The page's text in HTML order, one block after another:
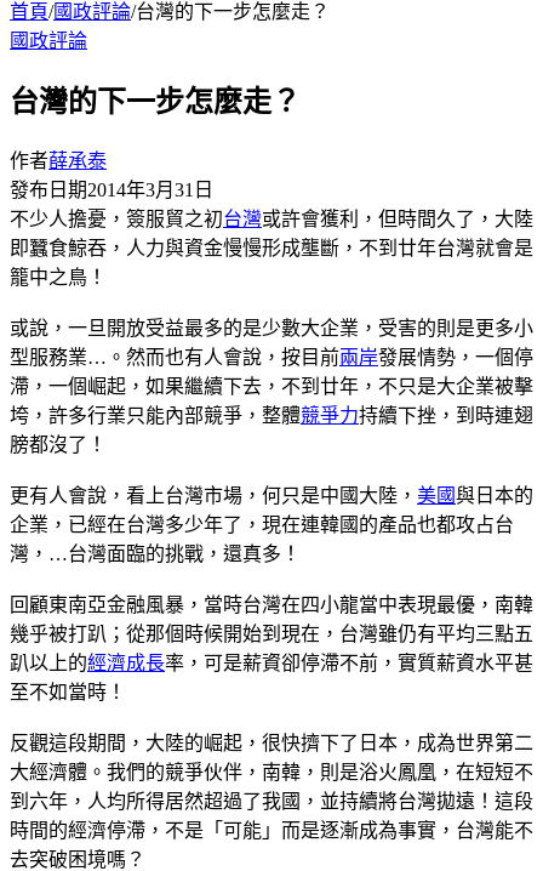
首頁/國政評論/台灣的下一步怎麼走？
國政評論
台灣的下一步怎麼走？
作者薛承泰
發布日期2014年3月31日
不少人擔憂，簽服貿之初台灣或許會獲利，但時間久了，大陸
即蠶食鯨吞，人力與資金慢慢形成壟斷，不到廿年台灣就會是
籠中之鳥！
或說，一旦開放受益最多的是少數大企業，受害的則是更多小
型服務業…。然而也有人會說，按目前兩岸發展情勢，一個停
滯，一個崛起，如果繼續下去，不到廿年，不只是大企業被擊
垮，許多行業只能內部競爭，整體競爭力持續下挫，到時連翅
膀都沒了！
更有人會說，看上台灣市場，何只是中國大陸， 美國與日本的
企業，已經在台灣多少年了，現在連韓國的產品也都攻占台
灣，…台灣面臨的挑戰，還真多！
回顧東南亞金融風暴，當時台灣在四小龍當中表現最優，南韓
幾乎被打趴；從那個時候開始到現在，台灣雖仍有平均三點五
趴以上的經濟成長率，可是薪資卻停滯不前，實質薪資水平甚
至不如當時！
反觀這段期間，大陸的崛起，很快擠下了日本，成為世界第二
大經濟體。我們的競爭伙伴，南韓，則是浴火鳳凰，在短短不
到六年，人均所得居然超過了我國，並持續將台灣拋遠！這段
時間的經濟停滯，不是「可能」而是逐漸成為事實，台灣能不
去突破困境嗎？